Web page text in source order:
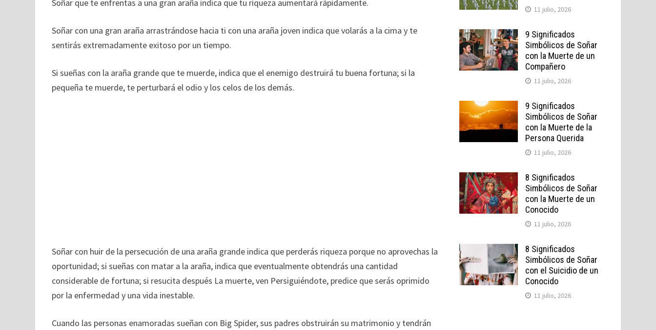
Soñar que te enfrentas a una gran araña indica que tu riqueza aumentará rápidamente.
Soñar con una gran araña arrastrándose hacia ti con una araña joven indica que volarás a la cima y te
sentirás extremadamente exitoso por un tiempo.
Si sueñas con la araña grande que te muerde, indica que el enemigo destruirá tu buena fortuna; si la
pequeña te muerde, te perturbará el odio y los celos de los demás.
Soñar con huir de la persecución de una araña grande indica que perderás riqueza porque no aprovechas la
oportunidad; si sueñas con matar a la araña, indica que eventualmente obtendrás una cantidad
considerable de fortuna; si resucita después La muerte, ven Persiguiéndote, predice que serás oprimido
por la enfermedad y una vida inestable.
Cuando las personas enamoradas sueñan con Big Spider, sus padres obstruirán su matrimonio y tendrán
11 julio, 2026
9 Significados
Simbólicos de Soñar
con la Muerte de un
Compañero
11 julio, 2026
9 Significados
Simbólicos de Soñar
con la Muerte de la
Persona Querida
11 julio, 2026
8 Significados
Simbólicos de Soñar
con la Muerte de un
Conocido
11 julio, 2026
8 Significados
Simbólicos de Soñar
con el Suicidio de un
Conocido
11 julio, 2026